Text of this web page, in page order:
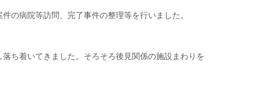
の病院等訪問、完了事件の整理等を行いました。
ち着いてきました。そろそろ後見関係の施設まわりを